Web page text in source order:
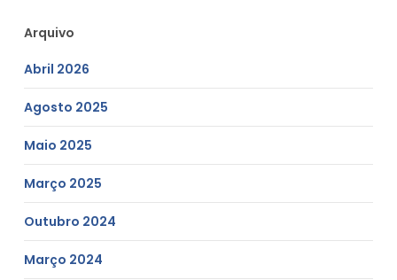
Arquivo
Abril 2026
Agosto 2025
Maio 2025
Março 2025
Outubro 2024
Março 2024